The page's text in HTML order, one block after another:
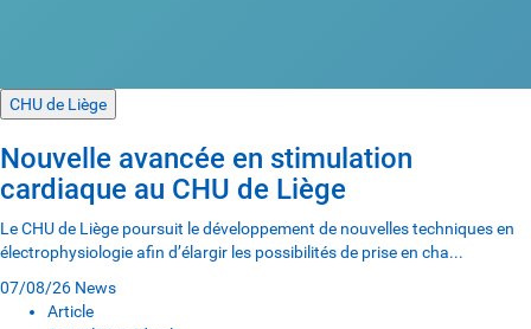
CHU de Liège
Nouvelle avancée en stimulation
cardiaque au CHU de Liège
Le CHU de Liège poursuit le développement de nouvelles techniques en
électrophysiologie afin d’élargir les possibilités de prise en cha...
07/08/26 News
Article